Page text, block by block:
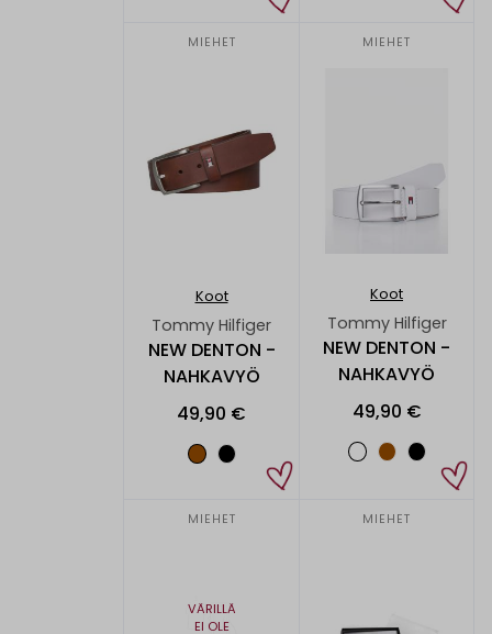
MIEHET
Koot
Tommy Hilfiger
NEW DENTON -
NAHKAVYÖ
49,90 €
MIEHET
Koot
Tommy Hilfiger
NEW DENTON -
NAHKAVYÖ
49,90 €
MIEHET
VÄRILLÄ
EI OLE
MIEHET